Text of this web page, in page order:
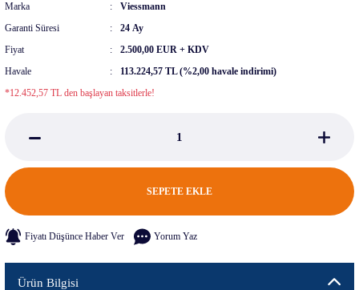
Marka
Viessmann
Garanti Süresi
24 Ay
Fiyat
2.500,00 EUR + KDV
Havale
113.224,57 TL (%2,00 havale indirimi)
*12.452,57 TL den başlayan taksitlerle!
SEPETE EKLE
Fiyatı Düşünce Haber Ver Yorum Yaz
Ürün Bilgisi